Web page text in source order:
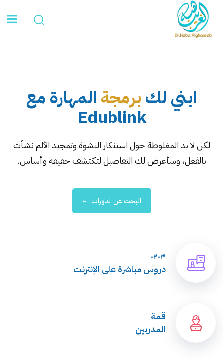
عن د. هبة
الخدمات
تواصل معي
ابني لكبرمجة المهارة مع
Edublink
لكن لا بد المغلوطة حول استنكار النشوة وتمجيد الألم نشأت
بالفعل، وسأعرض لك التفاصيل لتكتشف حقيقة وأساس.
البحث عن الدورات
٠٢٠٣
دروس مباشرة على الإنترنت
قمة
المدربين
Remember me
Lost your password?